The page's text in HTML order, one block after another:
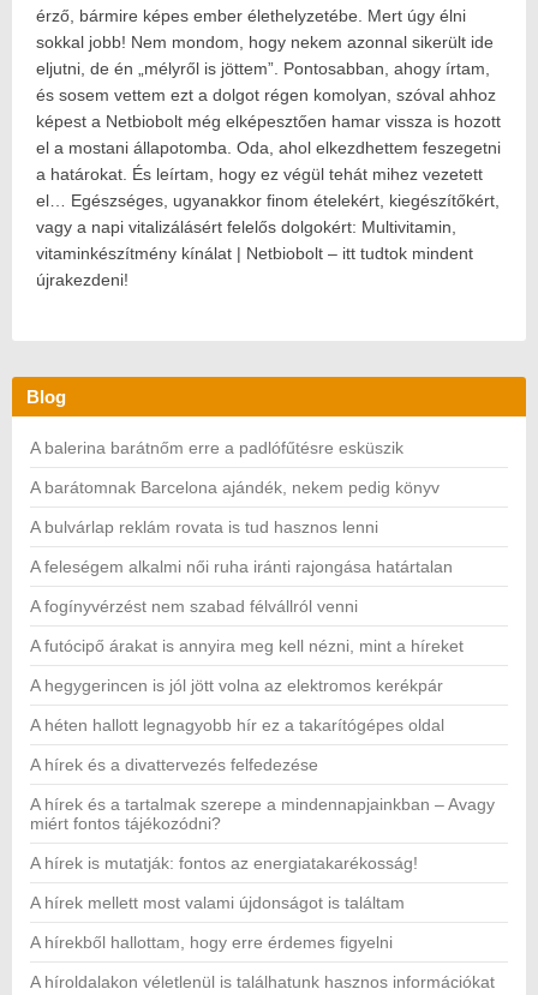
érző, bármire képes ember élethelyzetébe. Mert úgy élni
sokkal jobb! Nem mondom, hogy nekem azonnal sikerült ide
eljutni, de én „mélyről is jöttem”. Pontosabban, ahogy írtam,
és sosem vettem ezt a dolgot régen komolyan, szóval ahhoz
képest a Netbiobolt még elképesztően hamar vissza is hozott
el a mostani állapotomba. Oda, ahol elkezdhettem feszegetni
a határokat. És leírtam, hogy ez végül tehát mihez vezetett
el… Egészséges, ugyanakkor finom ételekért, kiegészítőkért,
vagy a napi vitalizálásért felelős dolgokért: Multivitamin,
vitaminkészítmény kínálat | Netbiobolt – itt tudtok mindent
újrakezdeni!
Blog
A balerina barátnőm erre a padlófűtésre esküszik
A barátomnak Barcelona ajándék, nekem pedig könyv
A bulvárlap reklám rovata is tud hasznos lenni
A feleségem alkalmi női ruha iránti rajongása határtalan
A fogínyvérzést nem szabad félvállról venni
A futócipő árakat is annyira meg kell nézni, mint a híreket
A hegygerincen is jól jött volna az elektromos kerékpár
A héten hallott legnagyobb hír ez a takarítógépes oldal
A hírek és a divattervezés felfedezése
A hírek és a tartalmak szerepe a mindennapjainkban – Avagy
miért fontos tájékozódni?
A hírek is mutatják: fontos az energiatakarékosság!
A hírek mellett most valami újdonságot is találtam
A hírekből hallottam, hogy erre érdemes figyelni
A híroldalakon véletlenül is találhatunk hasznos információkat